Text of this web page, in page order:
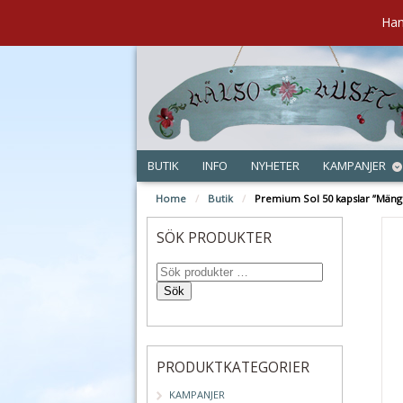
BUTIK INFO NYHETER KAMPANJER
Home / Butik / Premium Sol 50 kapslar
SÖK PRODUKTER
Sök
PRODUKTKATEGORIER
KAMPANJER